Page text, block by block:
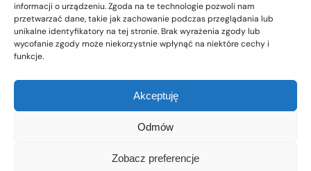
informacji o urządzeniu. Zgoda na te technologie pozwoli nam
przetwarzać dane, takie jak zachowanie podczas przeglądania lub
unikalne identyfikatory na tej stronie. Brak wyrażenia zgody lub
wycofanie zgody może niekorzystnie wpłynąć na niektóre cechy i
funkcje.
Akceptuję
Odmów
Zobacz preferencje
ZAPISZ SIĘ DO NEWSLETTERA
Zgadzam się na otrzymywanie informacji handlowych
przesyłanych środkami komunikacji elektronicznej.
Copyright © Cycling Planet 2026